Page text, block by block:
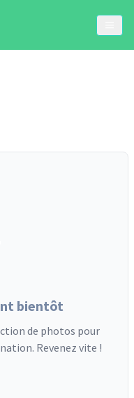
bientôt
de photos pour
Revenez vite !